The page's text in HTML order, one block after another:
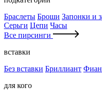
Браслеты Броши Запонки и
Серьги Цепи Часы
Все пирсинги
вставки
Без вставки Бриллиант
для кого